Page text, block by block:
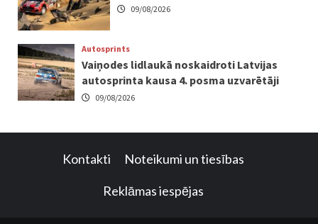
09/08/2026
Autosprints
Vaiņodes lidlaukā noskaidroti Latvijas
autosprinta kausa 4. posma uzvarētāji
09/08/2026
Kontakti Noteikumi un tiesības
Reklāmas iespējas